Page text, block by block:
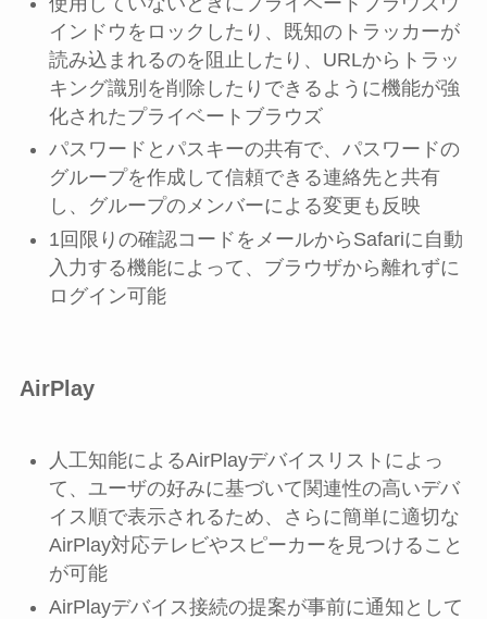
インドウをロックしたり、既知のトラッカーが
読み込まれるのを阻止したり、URLからトラッ
キング識別を削除したりできるように機能が強
化されたプライベートブラウズ
パスワードとパスキーの共有で、パスワードの
グループを作成して信頼できる連絡先と共有
し、グループのメンバーによる変更も反映
1回限りの確認コードをメールからSafariに自動
入力する機能によって、ブラウザから離れずに
ログイン可能
AirPlay
人工知能によるAirPlayデバイスリストによっ
て、ユーザの好みに基づいて関連性の高いデバ
イス順で表示されるため、さらに簡単に適切な
AirPlay対応テレビやスピーカーを見つけること
が可能
AirPlayデバイス接続の提案が事前に通知として